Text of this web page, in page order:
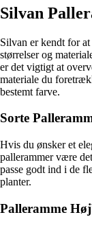
Silvan
Silvan er kendt for
størrelser og
er det vigtigt at
materiale du
bestemt farve.
Sorte
Hvis du ønsker et
pallerammer være
passe godt ind i de
planter.
Palleramme